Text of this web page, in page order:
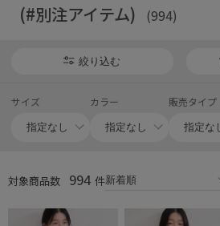
(#別注アイテム) (994)
絞り込む
サイズ カラー 販売タイプ
対象商品数 994 件